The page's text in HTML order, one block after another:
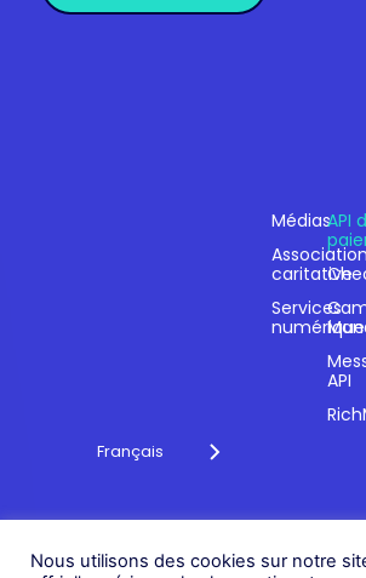
Français
Médias
Association
caritative
Services
API
API
Politique
Nous utilisons des cookies sur notre